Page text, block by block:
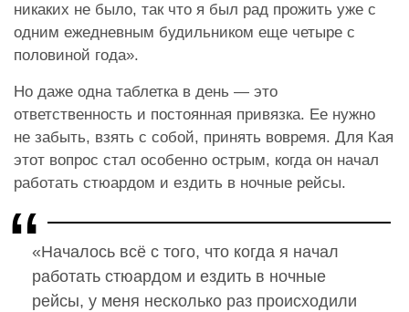
никаких не было, так что я был рад прожить уже с
одним ежедневным будильником еще четыре с
половиной года».
Но даже одна таблетка в день — это
ответственность и постоянная привязка. Ее нужно
не забыть, взять с собой, принять вовремя. Для Кая
этот вопрос стал особенно острым, когда он начал
работать стюардом и ездить в ночные рейсы.
«Началось всё с того, что когда я начал
работать стюардом и ездить в ночные
рейсы, у меня несколько раз происходили